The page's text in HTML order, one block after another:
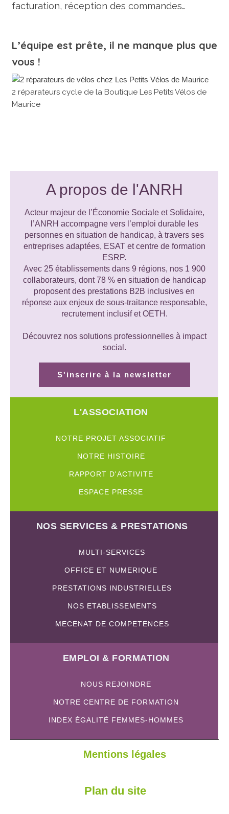
facturation, réception des commandes…
L’équipe est prête, il ne manque plus que
vous !
2 réparateurs cycle de la Boutique Les Petits Vélos de
Maurice
A propos de l'ANRH
Acteur majeur de l’Économie Sociale et Solidaire,
l’ANRH accompagne vers l’emploi durable les
personnes en situation de handicap, à travers ses
entreprises adaptées, ESAT et centre de formation
ESRP.
Avec 25 établissements dans 9 régions, nos 1 900
collaborateurs, dont 78 % en situation de handicap
proposent des prestations B2B inclusives en
réponse aux enjeux de sous-traitance responsable,
recrutement inclusif et OETH.
Découvrez nos solutions professionnelles à impact
social.
S'inscrire à la newsletter
L'ASSOCIATION
NOTRE PROJET ASSOCIATIF
NOTRE HISTOIRE
RAPPORT D'ACTIVITE
ESPACE PRESSE
NOS SERVICES & PRESTATIONS
MULTI-SERVICES
OFFICE ET NUMERIQUE
PRESTATIONS INDUSTRIELLES
NOS ETABLISSEMENTS
MECENAT DE COMPETENCES
EMPLOI & FORMATION
NOUS REJOINDRE
NOTRE CENTRE DE FORMATION
INDEX ÉGALITÉ FEMMES-HOMMES
Mentions légales
Plan du site